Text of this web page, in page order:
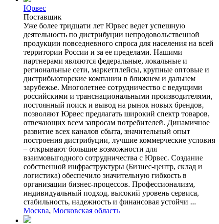
Юрвес
Поставщик
Уже более тридцати лет Юрвес ведет успешную
деятельность по дистрибуции непродовольственной
продукции повседневного спроса для населения на всей
территории России и за ее пределами. Нашими
партнерами являются федеральные, локальные и
региональные сети, маркетплейсы, крупные оптовые и
дистрибьюторские компании в ближнем и дальнем
зарубежье. Многолетнее сотрудничество с ведущими
российскими и транснациональными производителями,
постоянный поиск и вывод на рынок новых брендов,
позволяют Юрвес предлагать широкий спектр товаров,
отвечающих всем запросам потребителей. Динамичное
развитие всех каналов сбыта, значительный опыт
построения дистрибуции, лучшие коммерческие условия
– открывают большие возможности для
взаимовыгодного сотрудничества с Юрвес. Создание
собственной инфраструктуры (Бизнес-центр, склад и
логистика) обеспечило значительную гибкость в
организации бизнес-процессов. Профессионализм,
индивидуальный подход, высокий уровень сервиса,
стабильность, надежность и финансовая устойчи ...
Москва, Московская область